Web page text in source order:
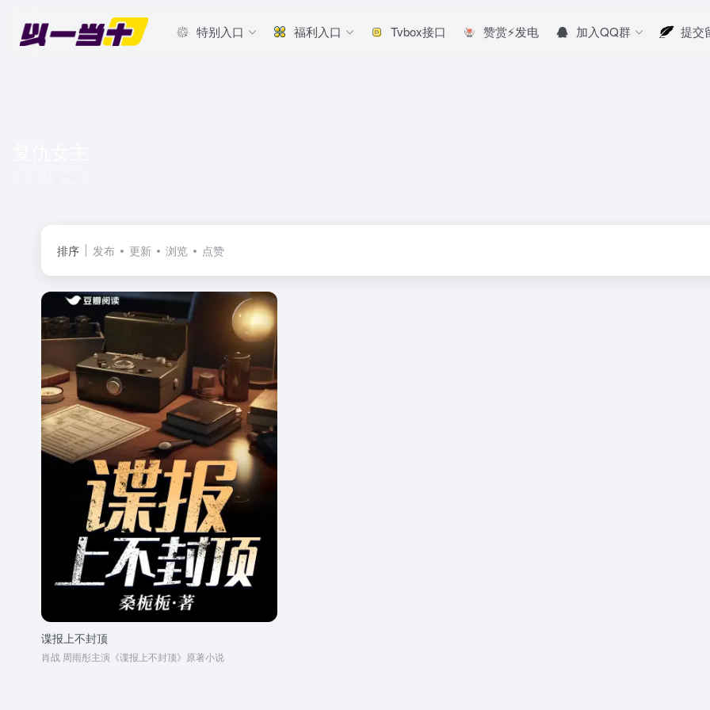
特别入口 福利入口 Tvbox接口 赞赏⚡发电 加入QQ群 提交
排序 发布 更新 浏览 点赞
谍报上不封顶
肖战 周雨彤主演《谍报上不封顶》原著小说